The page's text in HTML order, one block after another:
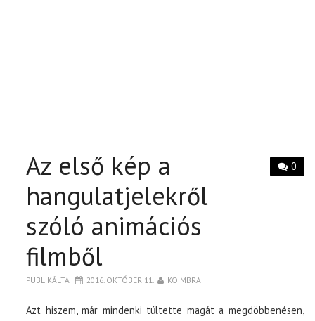
0
Az első kép a
hangulatjelekről
szóló animációs
filmből
PUBLIKÁLTA 2016. OKTÓBER 11. KOIMBRA
Azt hiszem, már mindenki túltette magát a megdöbbenésen,